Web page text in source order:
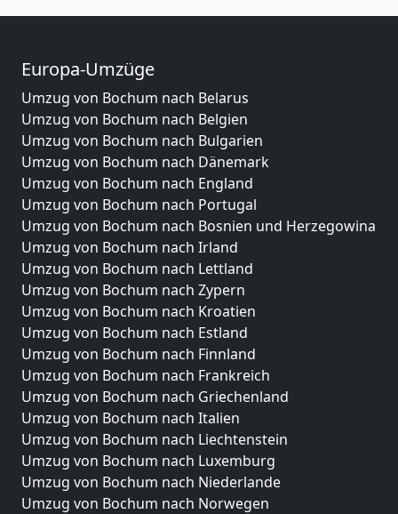
Europa-Umzüge
Umzug von Bochum nach Belarus
Umzug von Bochum nach Belgien
Umzug von Bochum nach Bulgarien
Umzug von Bochum nach Dänemark
Umzug von Bochum nach England
Umzug von Bochum nach Portugal
Umzug von Bochum nach Bosnien und Herzegowina
Umzug von Bochum nach Irland
Umzug von Bochum nach Lettland
Umzug von Bochum nach Zypern
Umzug von Bochum nach Kroatien
Umzug von Bochum nach Estland
Umzug von Bochum nach Finnland
Umzug von Bochum nach Frankreich
Umzug von Bochum nach Griechenland
Umzug von Bochum nach Italien
Umzug von Bochum nach Liechtenstein
Umzug von Bochum nach Luxemburg
Umzug von Bochum nach Niederlande
Umzug von Bochum nach Norwegen